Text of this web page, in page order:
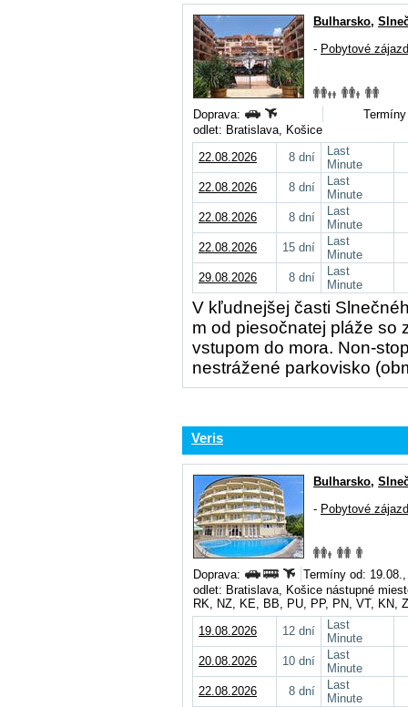
Bulharsko,
- Pobytové
Doprava:
odlet: Bratislava, Košice
22.08.2026
8 dní
Last
Minute
22.08.2026
8 dní
Last
Minute
22.08.2026
8 dní
Last
Minute
22.08.2026
15 dní
Last
Minute
29.08.2026
8 dní
Last
Minute
V kľudnejšej časti
m od piesočnatej pláže so
vstupom do mora. Non-
nestrážené parkovisko
Veris
Bulharsko,
- Pobytové
Doprava:
Termíny od:
odlet: Bratislava, Košice nástupné
RK, NZ, KE, BB, PU, PP, PN, VT, KN,
19.08.2026
12 dní
Last
Minute
20.08.2026
10 dní
Last
Minute
22.08.2026
8 dní
Last
Minute